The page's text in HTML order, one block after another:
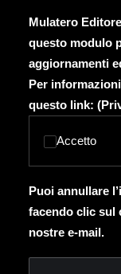
Mulatero
questo modulo
aggiornamenti
Per
questo link: (
Accetto
Puoi annullare
facendo clic sul
nostre e-mail.